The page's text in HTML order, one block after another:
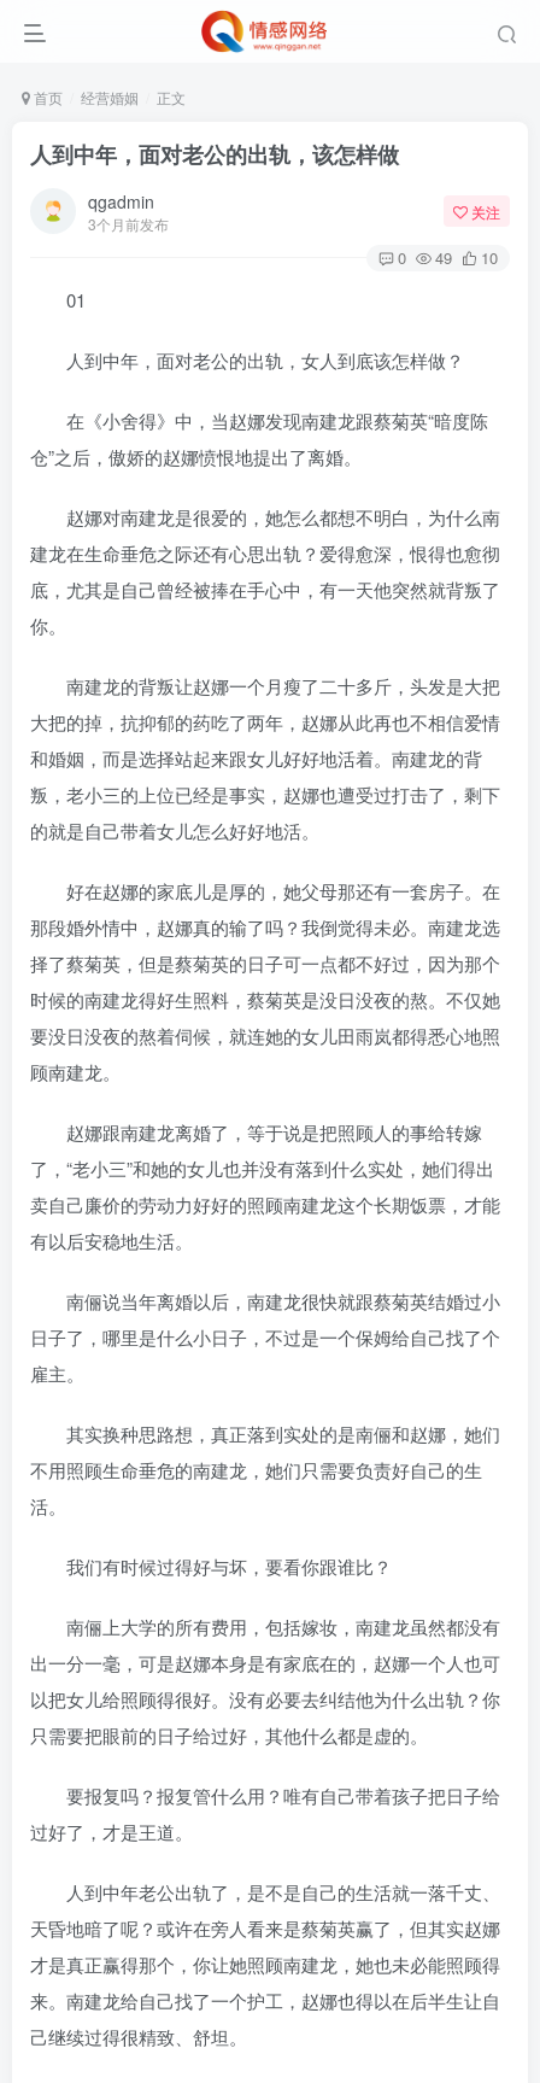
首页 经营婚姻 正文
人到中年，面对老公的出轨，该怎样做
qgadmin
3个月前发布
关注
0 49 10
01
人到中年，面对老公的出轨，女人到底该怎样做？
在《小舍得》中，当赵娜发现南建龙跟蔡菊英“暗度陈
仓”之后，傲娇的赵娜愤恨地提出了离婚。
赵娜对南建龙是很爱的，她怎么都想不明白，为什么南
建龙在生命垂危之际还有心思出轨？爱得愈深，恨得也愈彻
底，尤其是自己曾经被捧在手心中，有一天他突然就背叛了
你。
南建龙的背叛让赵娜一个月瘦了二十多斤，头发是大把
大把的掉，抗抑郁的药吃了两年，赵娜从此再也不相信爱情
和婚姻，而是选择站起来跟女儿好好地活着。南建龙的背
叛，老小三的上位已经是事实，赵娜也遭受过打击了，剩下
的就是自己带着女儿怎么好好地活。
好在赵娜的家底儿是厚的，她父母那还有一套房子。在
那段婚外情中，赵娜真的输了吗？我倒觉得未必。南建龙选
择了蔡菊英，但是蔡菊英的日子可一点都不好过，因为那个
时候的南建龙得好生照料，蔡菊英是没日没夜的熬。不仅她
要没日没夜的熬着伺候，就连她的女儿田雨岚都得悉心地照
顾南建龙。
赵娜跟南建龙离婚了，等于说是把照顾人的事给转嫁
了，“老小三”和她的女儿也并没有落到什么实处，她们得出
卖自己廉价的劳动力好好的照顾南建龙这个长期饭票，才能
有以后安稳地生活。
南俪说当年离婚以后，南建龙很快就跟蔡菊英结婚过小
日子了，哪里是什么小日子，不过是一个保姆给自己找了个
雇主。
其实换种思路想，真正落到实处的是南俪和赵娜，她们
不用照顾生命垂危的南建龙，她们只需要负责好自己的生
活。
我们有时候过得好与坏，要看你跟谁比？
南俪上大学的所有费用，包括嫁妆，南建龙虽然都没有
出一分一毫，可是赵娜本身是有家底在的，赵娜一个人也可
以把女儿给照顾得很好。没有必要去纠结他为什么出轨？你
只需要把眼前的日子给过好，其他什么都是虚的。
要报复吗？报复管什么用？唯有自己带着孩子把日子给
过好了，才是王道。
人到中年老公出轨了，是不是自己的生活就一落千丈、
天昏地暗了呢？或许在旁人看来是蔡菊英赢了，但其实赵娜
才是真正赢得那个，你让她照顾南建龙，她也未必能照顾得
来。南建龙给自己找了一个护工，赵娜也得以在后半生让自
己继续过得很精致、舒坦。